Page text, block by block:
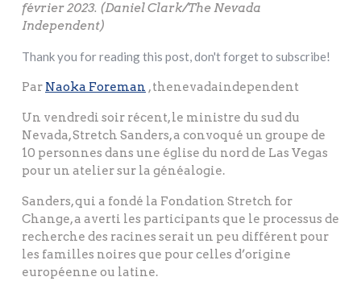
février 2023. (Daniel Clark/The Nevada
Independent)
Thank you for reading this post, don't forget to subscribe!
Par Naoka Foreman , thenevadaindependent
Un vendredi soir récent, le ministre du sud du
Nevada, Stretch Sanders, a convoqué un groupe de
10 personnes dans une église du nord de Las Vegas
pour un atelier sur la généalogie.
Sanders, qui a fondé la Fondation Stretch for
Change, a averti les participants que le processus de
recherche des racines serait un peu différent pour
les familles noires que pour celles d’origine
européenne ou latine.